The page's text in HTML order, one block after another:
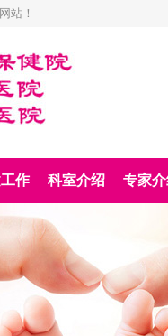
站！
作 科室介绍 专家